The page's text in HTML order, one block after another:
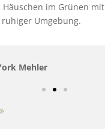
im Grünen mit
Umgebung.
Mehler